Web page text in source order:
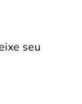
seu